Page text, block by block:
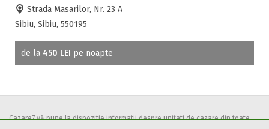
Strada Masarilor, Nr. 23 A
Sibiu, Sibiu, 550195
de la 450 LEI pe noapte
Cazare7 vă pune la dispozitie informatii despre unitati de cazare din toate